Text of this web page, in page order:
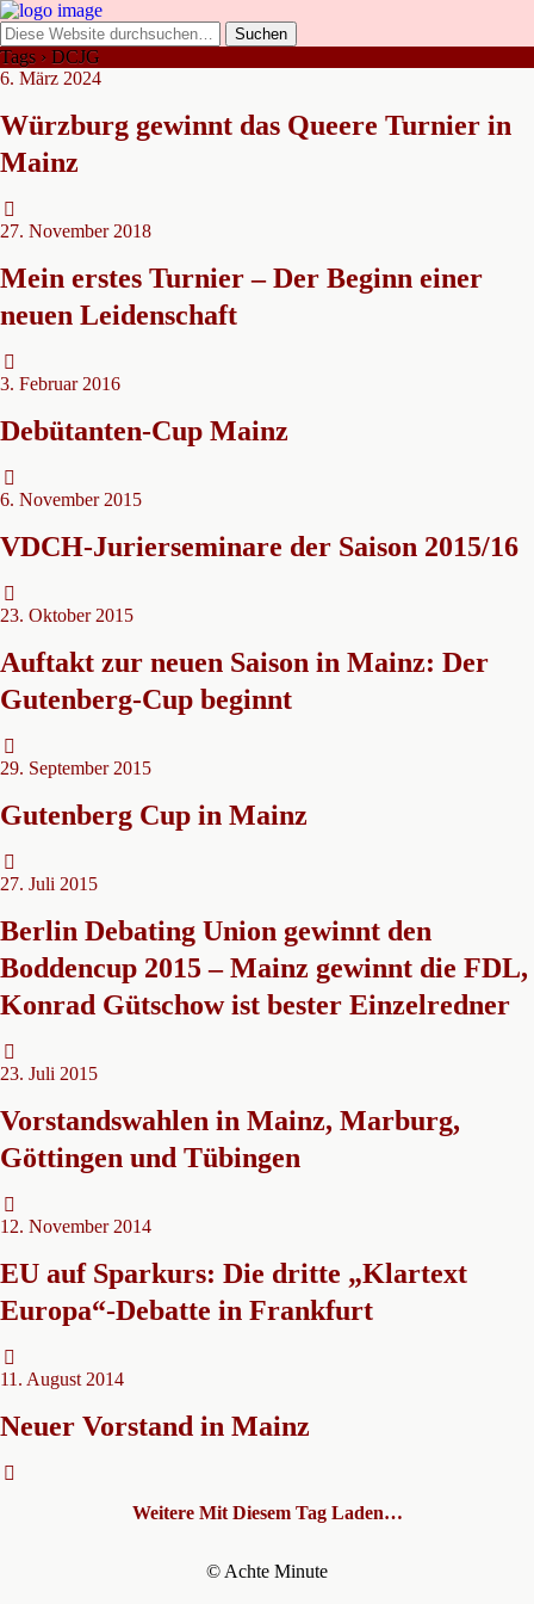
Tags › DCJG
6. März 2024
Würzburg gewinnt das Queere Turnier in
Mainz
27. November 2018
Mein erstes Turnier – Der Beginn einer
neuen Leidenschaft
3. Februar 2016
Debütanten-Cup Mainz
6. November 2015
VDCH-Jurierseminare der Saison 2015/16
23. Oktober 2015
Auftakt zur neuen Saison in Mainz: Der
Gutenberg-Cup beginnt
29. September 2015
Gutenberg Cup in Mainz
27. Juli 2015
Berlin Debating Union gewinnt den
Boddencup 2015 – Mainz gewinnt die FDL,
Konrad Gütschow ist bester Einzelredner
23. Juli 2015
Vorstandswahlen in Mainz, Marburg,
Göttingen und Tübingen
12. November 2014
EU auf Sparkurs: Die dritte „Klartext
Europa“-Debatte in Frankfurt
11. August 2014
Neuer Vorstand in Mainz
Weitere Mit Diesem Tag Laden…
© Achte Minute